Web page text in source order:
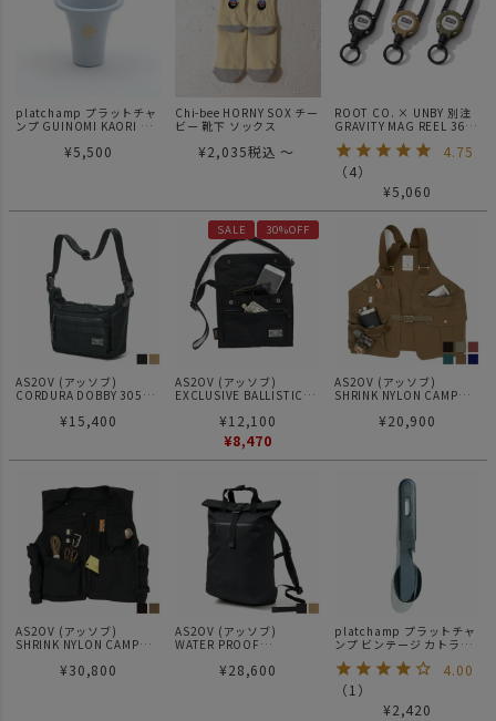
platchamp プラットチャ
ンプ GUINOMI KAORI ホ
¥5,500
Chi-bee HORNY SOX チー
ビー 靴下 ソックス
¥2,035税込 〜
ROOT CO. × UNBY 別注
GRAVITY MAG REEL 360
カラビナ マグネットリー
ル
4.75
（4）
¥5,060
AS2OV (アッソブ)
CORDURA DOBBY 305D
ルダーバック 061412
¥15,400
SALE 30%OFF
AS2OV (アッソブ)
EXCLUSIVE BALLISTIC
SHOULDER / ショルダー
¥12,100
¥8,470
AS2OV (アッソブ)
SHRINK NYLON CAMP
¥20,900
AS2OV (アッソブ)
SHRINK NYLON CAMP
¥30,800
AS2OV (アッソブ)
WATER PROOF
TOTE 2WAY リュック
¥28,600
platchamp プラットチャ
ンプ ビンテージ カトラリ
ーセット
4.00
（1）
¥2,420